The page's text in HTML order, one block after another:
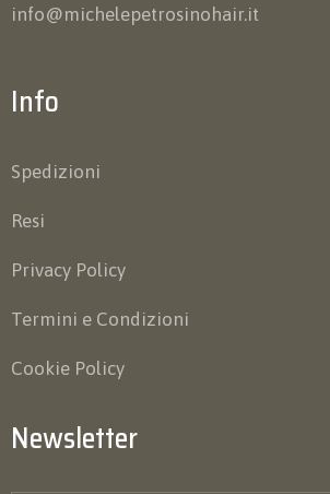
info@michelepetrosinohair.it
Info
Spedizioni
Resi
Privacy Policy
Termini e Condizioni
Cookie Policy
Newsletter